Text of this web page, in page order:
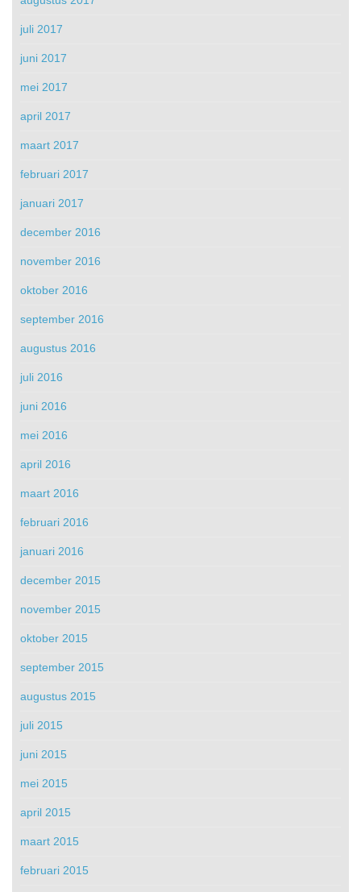
juli 2017
juni 2017
mei 2017
april 2017
maart 2017
februari 2017
januari 2017
december 2016
november 2016
oktober 2016
september 2016
augustus 2016
juli 2016
juni 2016
mei 2016
april 2016
maart 2016
februari 2016
januari 2016
december 2015
november 2015
oktober 2015
september 2015
augustus 2015
juli 2015
juni 2015
mei 2015
april 2015
maart 2015
februari 2015